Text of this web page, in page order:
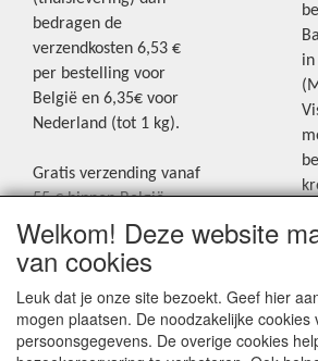
bedragen de
verzendkosten 6,53 €
per bestelling voor
België en 6,35€ voor
Nederland (tot 1 kg).
Gratis verzending vanaf
55 € binnen België.
Gratis verzending vanaf
65 € naar Nederland.
Levering andere
landen: geen gratis
verzending, portkosten
worden aangerekend.
in
Blijf op de
onze
Welkom! Deze website
van cookies
Leuk dat je onze site bezoekt. Geef hier
mogen plaatsen. De noodzakelijke cookies
persoonsgegevens. De overige cookies